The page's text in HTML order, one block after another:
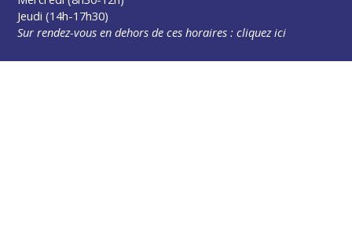
Jeudi (14h-17h30)
Sur rendez-vous en dehors de ces horaires :cliquez ici